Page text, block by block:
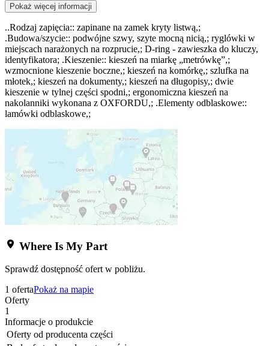
Pokaż więcej informacji
..Rodzaj zapięcia:: zapinane na zamek kryty listwą,;
.Budowa/szycie:: podwójne szwy, szyte mocną nicią,; ryglówki w
miejscach narażonych na rozprucie,; D-ring - zawieszka do kluczy,
identyfikatora; .Kieszenie:: kieszeń na miarkę „metrówkę”,;
wzmocnione kieszenie boczne,; kieszeń na komórkę,; szlufka na
młotek,; kieszeń na dokumenty,; kieszeń na długopisy,; dwie
kieszenie w tylnej części spodni,; ergonomiczna kieszeń na
nakolanniki wykonana z OXFORDU,; .Elementy odblaskowe::
lamówki odblaskowe,;
Where Is My Part
Sprawdź dostępność ofert w pobliżu.
1 ofertaPokaż na mapie
Oferty
1
Informacje o produkcie
Oferty od producenta części